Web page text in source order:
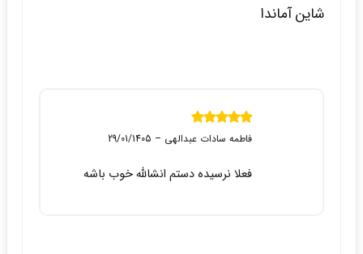
شاین آماندا
نمره 5از 5
فاطمه سادات عبدالهی –
29/01/1405
فعلا نرسیده دستم انشالله خوب باشه